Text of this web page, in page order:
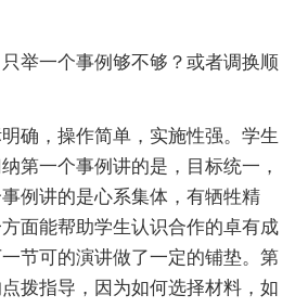
举一个事例够不够？或者调换顺
确，操作简单，实施性强。学生
第一个事例讲的是，目标统一，
例讲的是心系集体，有牺牲精
面能帮助学生认识合作的卓有成
节可的演讲做了一定的铺垫。第
拨指导，因为如何选择材料，如